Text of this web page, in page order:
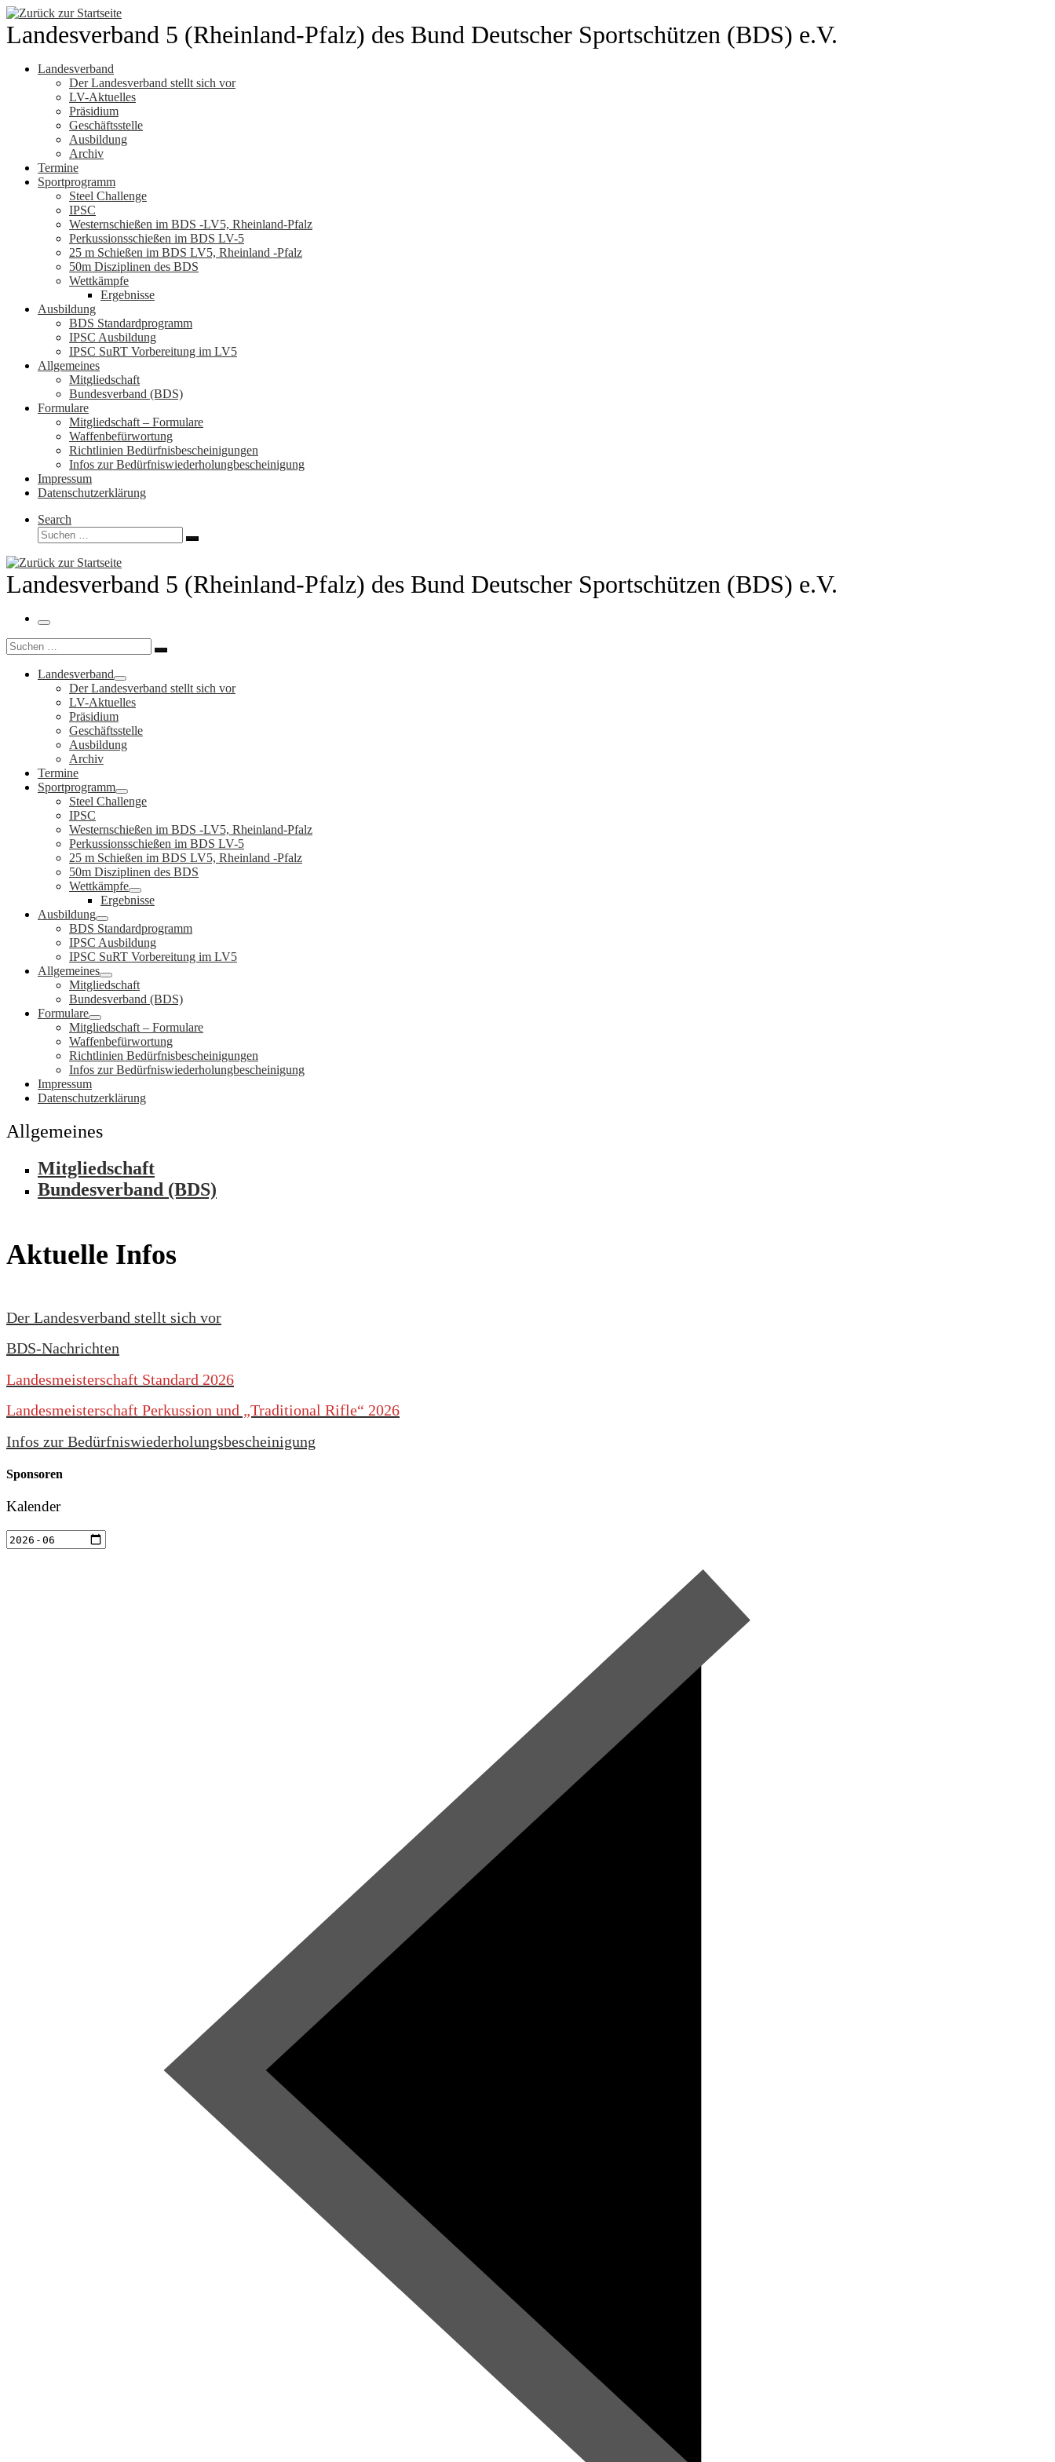
Zum
Inhalt
springen
Landesverband 5 (Rheinland-Pfalz) des Bund Deutscher Sportschützen (BDS) e.V.
Landesverband
Der Landesverband stellt sich vor
LV-Aktuelles
Präsidium
Geschäftsstelle
Ausbildung
Archiv
Termine
Sportprogramm
Steel Challenge
IPSC
Westernschießen im BDS -LV5, Rheinland-Pfalz
Perkussionsschießen im BDS LV-5
25 m Schießen im BDS LV5, Rheinland -Pfalz
50m Disziplinen des BDS
Wettkämpfe
Ergebnisse
Ausbildung
BDS Standardprogramm
IPSC Ausbildung
IPSC SuRT Vorbereitung im LV5
Allgemeines
Mitgliedschaft
Bundesverband (BDS)
Formulare
Mitgliedschaft – Formulare
Waffenbefürwortung
Richtlinien Bedürfnisbescheinigungen
Infos zur Bedürfniswiederholungbescheinigung
Impressum
Datenschutzerklärung
Search
Suche
Suchen …
Landesverband 5 (Rheinland-Pfalz) des Bund Deutscher Sportschützen (BDS) e.V.
Menü
Suche
Suchen …
Landesverband
Der Landesverband stellt sich vor
LV-Aktuelles
Präsidium
Geschäftsstelle
Ausbildung
Archiv
Termine
Sportprogramm
Steel Challenge
IPSC
Westernschießen im BDS -LV5, Rheinland-Pfalz
Perkussionsschießen im BDS LV-5
25 m Schießen im BDS LV5, Rheinland -Pfalz
50m Disziplinen des BDS
Wettkämpfe
Ergebnisse
Ausbildung
BDS Standardprogramm
IPSC Ausbildung
IPSC SuRT Vorbereitung im LV5
Allgemeines
Mitgliedschaft
Bundesverband (BDS)
Formulare
Mitgliedschaft – Formulare
Waffenbefürwortung
Richtlinien Bedürfnisbescheinigungen
Infos zur Bedürfniswiederholungbescheinigung
Impressum
Datenschutzerklärung
Allgemeines
Mitgliedschaft
Bundesverband (BDS)
Aktuelle Infos
Der Landesverband stellt sich vor
BDS-Nachrichten
Landesmeisterschaft Standard 2026
Landesmeisterschaft Perkussion und „Traditional Rifle“ 2026
Infos zur Bedürfniswiederholungsbescheinigung
Sponsoren
Kalender